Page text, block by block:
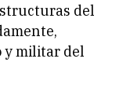
del
y militar del